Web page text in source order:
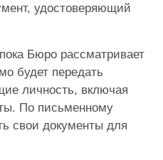
удостоверяющий
Бюро рассматривает
будет передать
личность, включая
По письменному
свои документы для